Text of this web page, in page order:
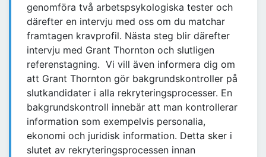
genomföra två arbetspsykologiska tester och
därefter en intervju med oss om du matchar
framtagen kravprofil. Nästa steg blir därefter
intervju med Grant Thornton och slutligen
referenstagning. Vi vill även informera dig om
att Grant Thornton gör bakgrundskontroller på
slutkandidater i alla rekryteringsprocesser. En
bakgrundskontroll innebär att man kontrollerar
information som exempelvis personalia,
ekonomi och juridisk information. Detta sker i
slutet av rekryteringsprocessen innan